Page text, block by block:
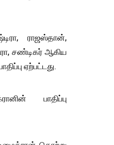
ராஜஸ்தான்,
சண்டிகர் ஆகிய
ஏற்பட்டது.
பாதிப்பு